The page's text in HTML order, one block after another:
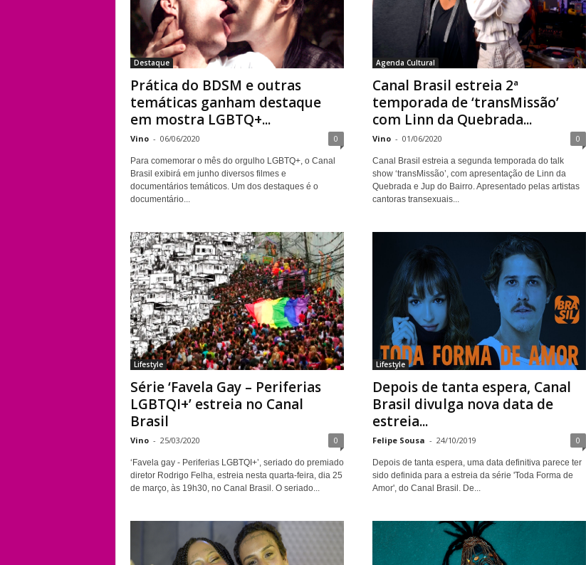
Destaque
Prática do BDSM e outras
temáticas ganham destaque
em mostra LGBTQ+...
Vino - 06/06/2020 0
Para comemorar o mês do orgulho LGBTQ+, o Canal
Brasil exibirá em junho diversos filmes e
documentários temáticos. Um dos destaques é o
documentário...
Agenda Cultural
Canal Brasil estreia 2ª
temporada de ‘transMissão’
com Linn da Quebrada...
Vino - 01/06/2020 0
Canal Brasil estreia a segunda temporada do talk
show ‘transMissão’, com apresentação de Linn da
Quebrada e Jup do Bairro. Apresentado pelas artistas
cantoras transexuais...
Lifestyle
Série ‘Favela Gay – Periferias
LGBTQI+’ estreia no Canal
Brasil
Vino - 25/03/2020 0
‘Favela gay - Periferias LGBTQI+’, seriado do premiado
diretor Rodrigo Felha, estreia nesta quarta-feira, dia 25
de março, às 19h30, no Canal Brasil. O seriado...
Lifestyle
Depois de tanta espera, Canal
Brasil divulga nova data de
estreia...
Felipe Sousa - 24/10/2019 0
Depois de tanta espera, uma data definitiva parece ter
sido definida para a estreia da série 'Toda Forma de
Amor', do Canal Brasil. De...